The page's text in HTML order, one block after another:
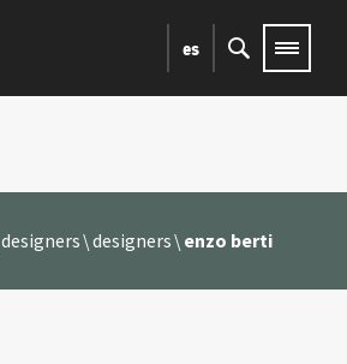
es
designers designers enzo berti